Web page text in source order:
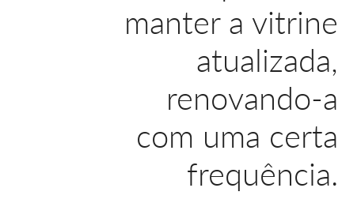
manter a vitrine
atualizada,
renovando-a
com uma certa
frequência.